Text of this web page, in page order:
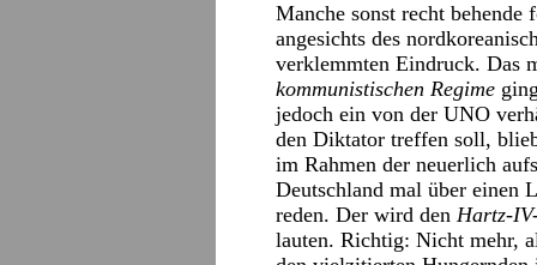
Manche sonst recht behende
angesichts des
verklemmten Eindruck. Das
kommunistischen Regime
jedoch ein von der UNO
den Diktator treffen soll,
im Rahmen der neuerlich
Deutschland mal über einen
reden. Der wird den Hartz-
lauten. Richtig: Nicht mehr,